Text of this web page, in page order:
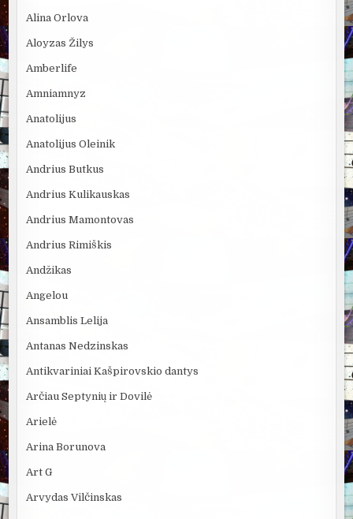
Alina Orlova
Aloyzas Žilys
Amberlife
Amniamnyz
Anatolijus
Anatolijus Oleinik
Andrius Butkus
Andrius Kulikauskas
Andrius Mamontovas
Andrius Rimiškis
Andžikas
Angelou
Ansamblis Lelija
Antanas Nedzinskas
Antikvariniai Kašpirovskio dantys
Arčiau Septynių ir Dovilė
Arielė
Arina Borunova
Art G
Arvydas Vilčinskas